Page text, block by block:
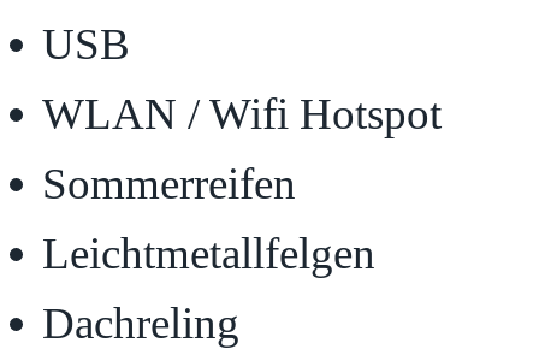
USB
WLAN / Wifi Hotspot
Sommerreifen
Leichtmetallfelgen
Dachreling